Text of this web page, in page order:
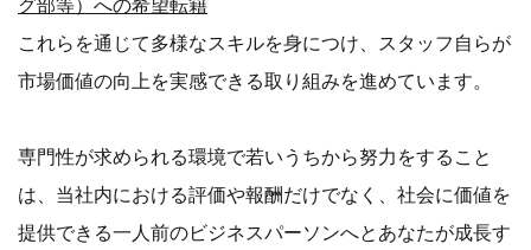
グ部等）への希望転籍
これらを通じて多様なスキルを身につけ、スタッフ自らが
市場価値の向上を実感できる取り組みを進めています。
専門性が求められる環境で若いうちから努力をすること
は、当社内における評価や報酬だけでなく、社会に価値を
提供できる一人前のビジネスパーソンへとあなたが成長す